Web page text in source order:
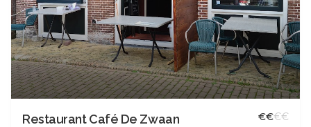
Restaurant Café De Zwaan €€€€